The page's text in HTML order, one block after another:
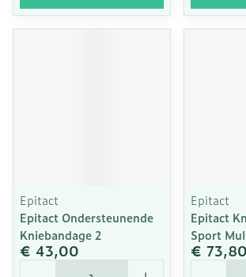
Epitact
Epitact Ondersteunende
Kniebandage 2
€ 43,00
Aantal
Epitact
Epitact
Sport
€ 73,80
Aantal